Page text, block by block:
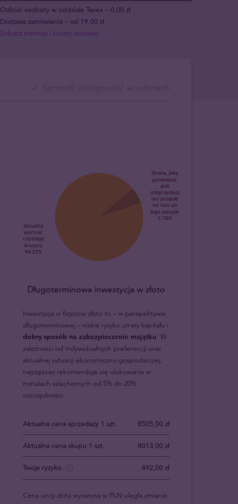
Odbiór osobisty w oddziale Tavex – 0,00 zł
Dostawa zamówienia – od 19,00 zł
Zobacz metody i koszty dostawy
Długoterminowa inwestycja w złoto
Inwestycja w fizyczne złoto to – w perspektywie
długoterminowej – niskie ryzyko utraty kapitału i
dobry sposób na zabezpieczenie majątku. W
zależności od indywidualnych preferencji oraz
aktualnej sytuacji ekonomiczno-gospodarczej,
najczęściej rekomenduje się ulokowanie w
metalach szlachetnych od 5% do 20%
oszczędności.
Aktualna cena sprzedaży 1 szt. 8505,00 zł
Aktualna cena skupu 1 szt. 8013,00 zł
Twoje ryzyko 492,00 zł
Cena uncji złota wyrażona w PLN uległa zmianie